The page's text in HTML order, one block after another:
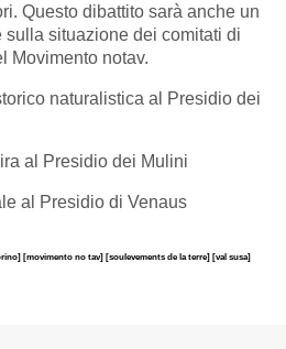
Questo dibattito sarà anche un
sulla situazione dei comitati di
Movimento notav.
naturalistica al Presidio dei
al Presidio dei Mulini
al Presidio di Venaus
[movimento no tav] [soulevements de la terre] [val susa]